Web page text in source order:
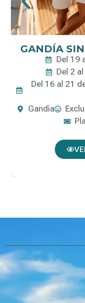
GANDÍA
Del 19
Del 2
Del 16 al 21
Gandía